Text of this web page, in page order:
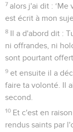
7 alors j'ai dit :
est écrit à mon
8 Il a d'abord dit :
ni offrandes, ni
sont pourtant
9 et ensuite il a
faire ta volonté. Il
second.
10 Et c'est en
rendus saints par